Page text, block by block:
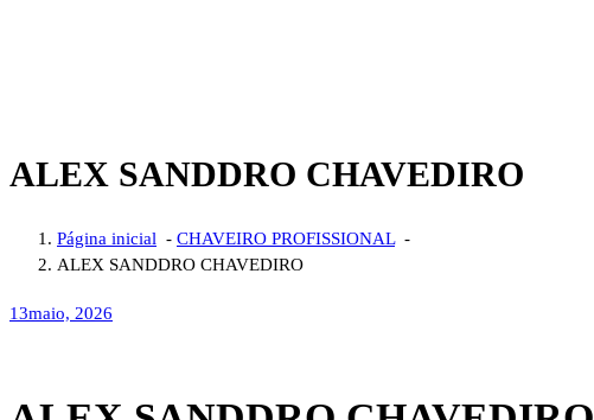
ALEX SANDDRO CHAVEDIRO
Página inicial - CHAVEIRO PROFISSIONAL-
ALEX SANDDRO CHAVEDIRO
13maio, 2026